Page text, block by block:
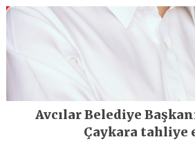
Avcılar Belediye
Çaykara tahliye